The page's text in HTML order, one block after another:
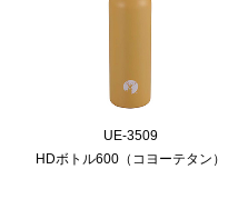
UE-3509
HDボトル600（コヨーテタン）